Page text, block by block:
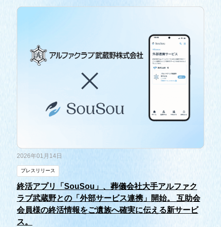
2026年01月14日
プレスリリース
終活アプリ「SouSou」、葬儀会社大手アルファク
ラブ武蔵野との「外部サービス連携」開始。 互助会
会員様の終活情報をご遺族へ確実に伝える新サービ
ス。